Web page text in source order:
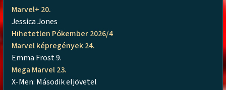
Marvel+ 20.
Jessica Jones
Hihetetlen Pókember 2026/4
Marvel képregények 24.
Emma Frost 9.
Mega Marvel 23.
X-Men: Második eljövetel